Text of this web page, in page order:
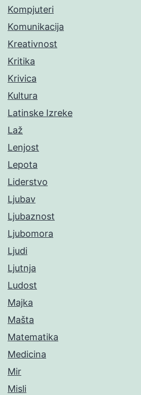
Kompjuteri
Komunikacija
Kreativnost
Kritika
Krivica
Kultura
Latinske Izreke
Laž
Lenjost
Lepota
Liderstvo
Ljubav
Ljubaznost
Ljubomora
Ljudi
Ljutnja
Ludost
Majka
Mašta
Matematika
Medicina
Mir
Misli